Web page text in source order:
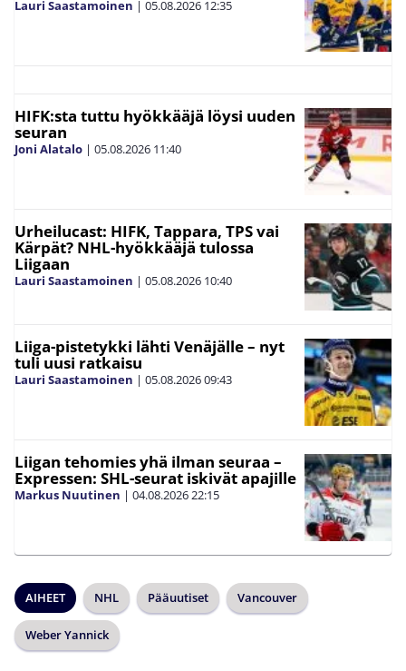
Lauri Saastamoinen | 05.08.2026 12:35
HIFK:sta tuttu hyökkääjä löysi uuden
seuran
Joni Alatalo | 05.08.2026 11:40
Urheilucast: HIFK, Tappara, TPS vai
Kärpät? NHL-hyökkääjä tulossa
Liigaan
Lauri Saastamoinen | 05.08.2026 10:40
Liiga-pistetykki lähti Venäjälle – nyt
tuli uusi ratkaisu
Lauri Saastamoinen | 05.08.202609:43
Liigan tehomies yhä ilman seuraa –
Expressen: SHL-seurat iskivät apajille
Markus Nuutinen | 04.08.202622:15
AIHEET NHL Pääuutiset Vancouver
Weber Yannick